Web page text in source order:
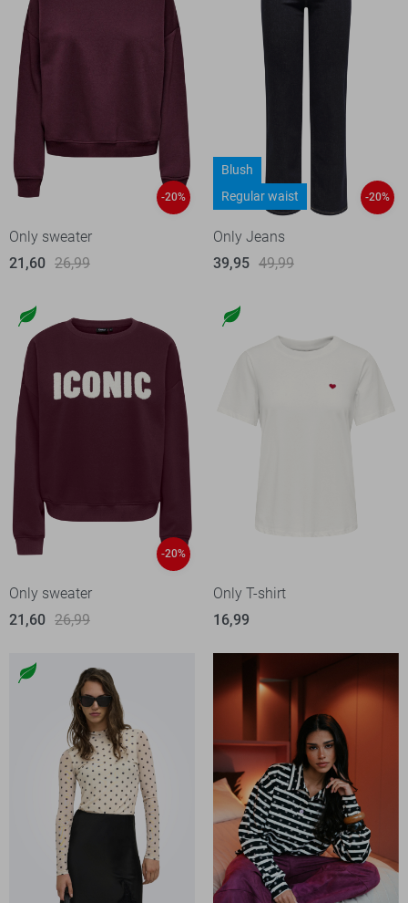
-20%
Only sweater
21,60 26,99
Blush
Regular waist
-20%
Only Jeans
39,95 49,99
-20%
Only sweater
21,60 26,99
Only T-shirt
16,99